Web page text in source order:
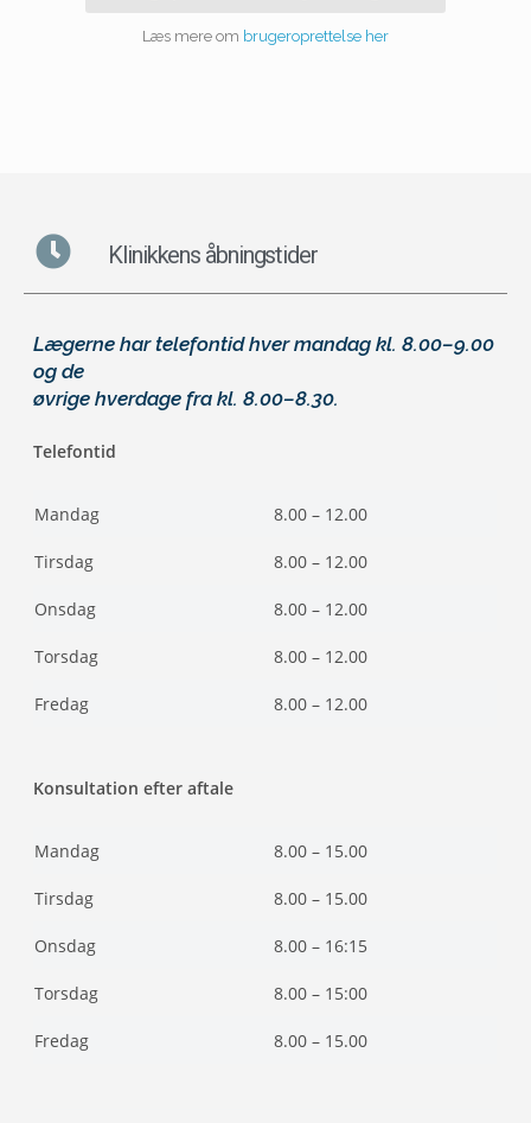
Læs mere om brugeroprettelse her
Klinikkens åbningstider
Lægerne har telefontid hver mandag kl. 8.00–9.00
og de
øvrige hverdage fra kl. 8.00–8.30.
Telefontid
Mandag 8.00 – 12.00
Tirsdag 8.00 – 12.00
Onsdag 8.00 – 12.00
Torsdag 8.00 – 12.00
Fredag 8.00 – 12.00
Konsultation efter aftale
Mandag 8.00 – 15.00
Tirsdag 8.00 – 15.00
Onsdag 8.00 – 16:15
Torsdag 8.00 – 15:00
Fredag 8.00 – 15.00